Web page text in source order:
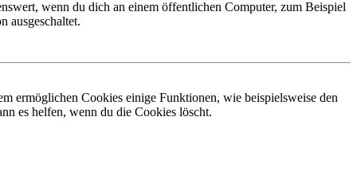
wenn du dich an einem öffentlichen Computer, zum Beispiel
ausgeschaltet.
ermöglichen Cookies einige Funktionen, wie beispielsweise den
es helfen, wenn du die Cookies löscht.